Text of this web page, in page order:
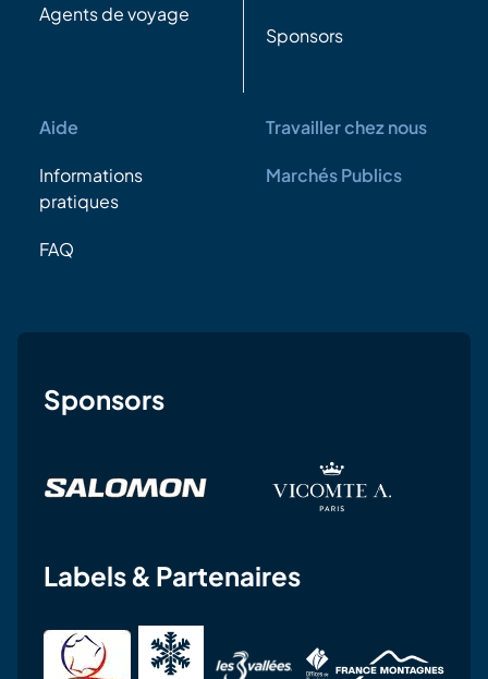
Agents de voyage
Sponsors
Aide
Informations
pratiques
FAQ
Travailler chez nous
Marchés Publics
Sponsors
Labels & Partenaires